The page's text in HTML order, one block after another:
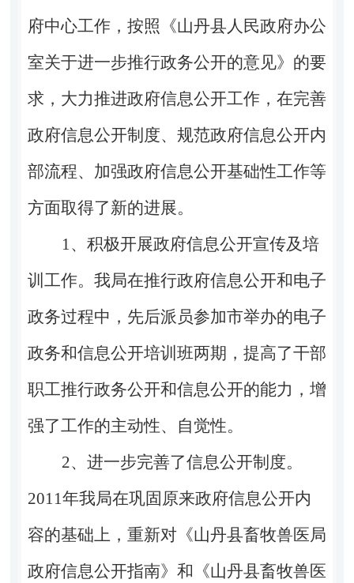
府中心工作，按照《山丹县人民政府办公
室关于进一步推行政务公开的意见》的要
求，大力推进政府信息公开工作，在完善
政府信息公开制度、规范政府信息公开内
部流程、加强政府信息公开基础性工作等
方面取得了新的进展。
1 、积极开展政府信息公开宣传及培
训工作。我局在推行政府信息公开和电子
政务过程中，先后派员参加市举办的电子
政务和信息公开培训班两期，提高了干部
职工推行政务公开和信息公开的能力，增
强了工作的主动性、自觉性。
2、进一步完善了信息公开制度。
2011年我局在巩固原来政府信息公开内
容的基础上，重新对《山丹县畜牧兽医局
政府信息公开指南》和《山丹县畜牧兽医